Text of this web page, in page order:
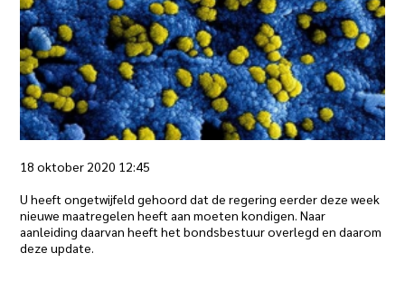
18 oktober 2020 12:45
U heeft ongetwijfeld gehoord dat de regering eerder deze week
nieuwe maatregelen heeft aan moeten kondigen. Naar
aanleiding daarvan heeft het bondsbestuur overlegd en daarom
deze update.